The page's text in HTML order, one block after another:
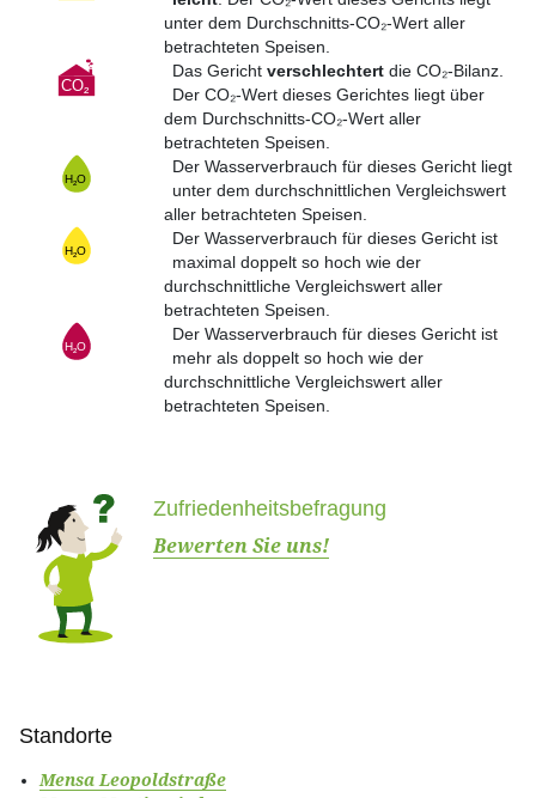
unter dem Durchschnitts-CO₂-Wert aller
betrachteten Speisen.
Das Gericht verschlechtert die CO₂-Bilanz.
Der CO₂-Wert dieses Gerichtes liegt über
dem Durchschnitts-CO₂-Wert aller
betrachteten Speisen.
Der Wasserverbrauch für dieses Gericht liegt
unter dem durchschnittlichen Vergleichswert
aller betrachteten Speisen.
Der Wasserverbrauch für dieses Gericht ist
maximal doppelt so hoch wie der
durchschnittliche Vergleichswert aller
betrachteten Speisen.
Der Wasserverbrauch für dieses Gericht ist
mehr als doppelt so hoch wie der
durchschnittliche Vergleichswert aller
betrachteten Speisen.
Zufrie­den­­­­heits­­­­be­­­­fragung
Bewerten Sie uns!
Standorte
Mensa Leopoldstraße